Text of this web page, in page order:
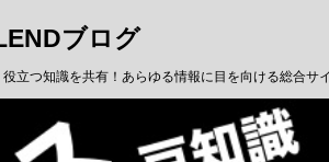
ブログ
立つ知識を共有！あらゆる情報に目を向ける総合サ